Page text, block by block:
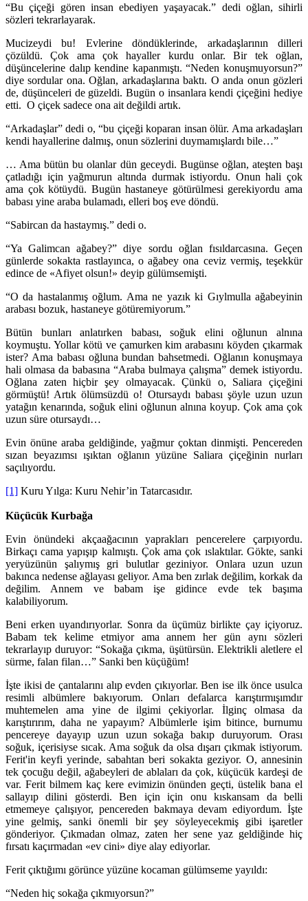
“Bu çiçeği gören insan ebediyen yaşayacak.” dedi oğlan, sihirli
sözleri tekrarlayarak.
Mucizeydi bu! Evlerine döndüklerinde, arkadaşlarının dilleri
çözüldü. Çok ama çok hayaller kurdu onlar. Bir tek oğlan,
düşüncelerine dalıp kendine kapanmıştı. “Neden konuşmuyorsun?”
diye sordular ona. Oğlan, arkadaşlarına baktı. O anda onun gözleri
de, düşünceleri de güzeldi. Bugün o insanlara kendi çiçeğini hediye
etti. O çiçek sadece ona ait değildi artık.
“Arkadaşlar” dedi o, “bu çiçeği koparan insan ölür. Ama arkadaşları
kendi hayallerine dalmış, onun sözlerini duymamışlardı bile…”
… Ama bütün bu olanlar dün geceydi. Bugünse oğlan, ateşten başı
çatladığı için yağmurun altında durmak istiyordu. Onun hali çok
ama çok kötüydü. Bugün hastaneye götürülmesi gerekiyordu ama
babası yine araba bulamadı, elleri boş eve döndü.
“Sabircan da hastaymış.” dedi o.
“Ya Galimcan ağabey?” diye sordu oğlan fısıldarcasına. Geçen
günlerde sokakta rastlayınca, o ağabey ona ceviz vermiş, teşekkür
edince de «Afiyet olsun!» deyip gülümsemişti.
“O da hastalanmış oğlum. Ama ne yazık ki Gıylmulla ağabeyinin
arabası bozuk, hastaneye götüremiyorum.”
Bütün bunları anlatırken babası, soğuk elini oğlunun alnına
koymuştu. Yollar kötü ve çamurken kim arabasını köyden çıkarmak
ister? Ama babası oğluna bundan bahsetmedi. Oğlanın konuşmaya
hali olmasa da babasına “Araba bulmaya çalışma” demek istiyordu.
Oğlana zaten hiçbir şey olmayacak. Çünkü o, Saliara çiçeğini
görmüştü! Artık ölümsüzdü o! Otursaydı babası şöyle uzun uzun
yatağın kenarında, soğuk elini oğlunun alnına koyup. Çok ama çok
uzun süre otursaydı…
Evin önüne araba geldiğinde, yağmur çoktan dinmişti. Pencereden
sızan beyazımsı ışıktan oğlanın yüzüne Saliara çiçeğinin nurları
saçılıyordu.
[1] Kuru Yılga: Kuru Nehir’in Tatarcasıdır.
Küçücük Kurbağa
Evin önündeki akçaağacının yaprakları pencerelere çarpıyordu.
Birkaçı cama yapışıp kalmıştı. Çok ama çok ıslaktılar. Gökte, sanki
yeryüzünün şalıymış gri bulutlar geziniyor. Onlara uzun uzun
bakınca nedense ağlayası geliyor. Ama ben zırlak değilim, korkak da
değilim. Annem ve babam işe gidince evde tek başıma
kalabiliyorum.
Beni erken uyandırıyorlar. Sonra da üçümüz birlikte çay içiyoruz.
Babam tek kelime etmiyor ama annem her gün aynı sözleri
tekrarlayıp duruyor: “Sokağa çıkma, üşütürsün. Elektrikli aletlere el
sürme, falan filan…” Sanki ben küçüğüm!
İşte ikisi de çantalarını alıp evden çıkıyorlar. Ben ise ilk önce usulca
resimli albümlere bakıyorum. Onları defalarca karıştırmışımdır
muhtemelen ama yine de ilgimi çekiyorlar. İlginç olmasa da
karıştırırım, daha ne yapayım? Albümlerle işim bitince, burnumu
pencereye dayayıp uzun uzun sokağa bakıp duruyorum. Orası
soğuk, içerisiyse sıcak. Ama soğuk da olsa dışarı çıkmak istiyorum.
Ferit'in keyfi yerinde, sabahtan beri sokakta geziyor. O, annesinin
tek çocuğu değil, ağabeyleri de ablaları da çok, küçücük kardeşi de
var. Ferit bilmem kaç kere evimizin önünden geçti, üstelik bana el
sallayıp dilini gösterdi. Ben için için onu kıskansam da belli
etmemeye çalışıyor, pencereden bakmaya devam ediyordum. İşte
yine gelmiş, sanki önemli bir şey söyleyecekmiş gibi işaretler
gönderiyor. Çıkmadan olmaz, zaten her sene yaz geldiğinde hiç
fırsatı kaçırmadan «ev cini» diye alay ediyorlar.
Ferit çıktığımı görünce yüzüne kocaman gülümseme yayıldı:
“Neden hiç sokağa çıkmıyorsun?”